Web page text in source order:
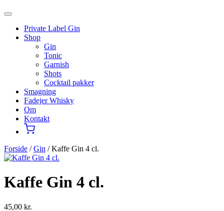
Private Label Gin
Shop
Gin
Tonic
Garnish
Shots
Cocktail pakker
Smagning
Fadejer Whisky
Om
Kontakt
Forside /Gin / Kaffe Gin 4 cl.
Kaffe Gin 4 cl.
45,00 kr.